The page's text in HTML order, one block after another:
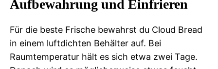
Aufbewahrung und Einfrieren
Für die beste Frische bewahrst du Cloud Bread
in einem luftdichten Behälter auf. Bei
Raumtemperatur hält es sich etwa zwei Tage.